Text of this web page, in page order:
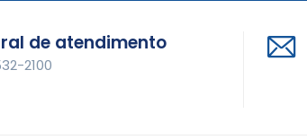
de atendimento
2100